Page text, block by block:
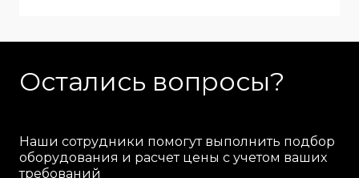
Остались вопросы?
Наши сотрудники помогут выполнить подбор
оборудования и расчет цены с учетом ваших
требований